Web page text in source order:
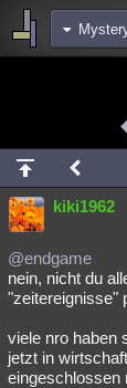
Chat Wiki
meine Rubriken
Menschen
Spiritualität
Natur
weitere Rubriken
Philosophie
kiki1962
@endgame
nein, nicht du
"zeitereignisse"
viele nro haben
jetzt in
eingeschlossen